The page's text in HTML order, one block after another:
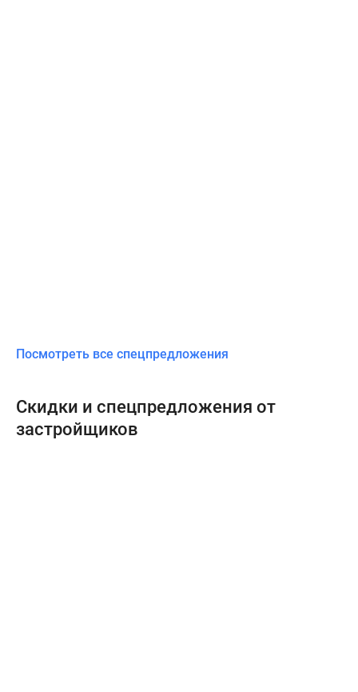
Посмотреть все спецпредложения
Скидки и спецпредложения от
застройщиков